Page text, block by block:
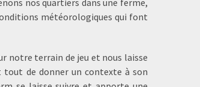
météorologiques qui font
notre terrain de jeu et nous laisse
tout de donner un contexte à son